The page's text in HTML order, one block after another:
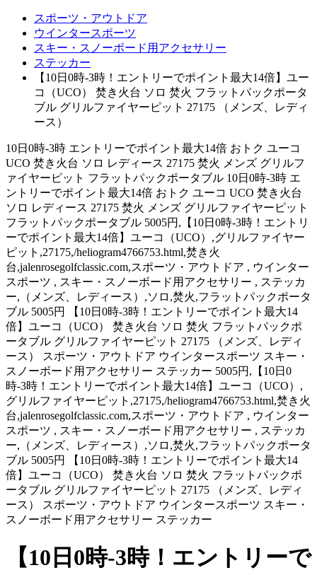
スポーツ・アウトドア
ウインタースポーツ
スキー・スノーボード用アクセサリー
ステッカー
【10日0時-3時！エントリーでポイント最大14倍】ユー
コ（UCO） 焚き火台 ソロ 焚火 フラットパックポータ
ブル グリルファイヤーピット 27175 （メンズ、レディ
ース）
10日0時-3時 エントリーでポイント最大14倍 おトク ユーコ
UCO 焚き火台 ソロ レディース 27175 焚火 メンズ グリルフ
ァイヤーピット フラットパックポータブル 10日0時-3時 エ
ントリーでポイント最大14倍 おトク ユーコ UCO 焚き火台
ソロ レディース 27175 焚火 メンズ グリルファイヤーピット
フラットパックポータブル 5005円,【10日0時-3時！エントリ
ーでポイント最大14倍】ユーコ（UCO）,グリルファイヤー
ピット,27175,/heliogram4766753.html,焚き火
台,jalenrosegolfclassic.com,スポーツ・アウトドア , ウインター
スポーツ , スキー・スノーボード用アクセサリー , ステッカ
ー,（メンズ、レディース）,ソロ,焚火,フラットパックポータ
ブル 5005円 【10日0時-3時！エントリーでポイント最大14
倍】ユーコ（UCO） 焚き火台 ソロ 焚火 フラットパックポ
ータブル グリルファイヤーピット 27175 （メンズ、レディ
ース） スポーツ・アウトドア ウインタースポーツ スキー・
スノーボード用アクセサリー ステッカー 5005円,【10日0
時-3時！エントリーでポイント最大14倍】ユーコ（UCO）,
グリルファイヤーピット,27175,/heliogram4766753.html,焚き火
台,jalenrosegolfclassic.com,スポーツ・アウトドア , ウインター
スポーツ , スキー・スノーボード用アクセサリー , ステッカ
ー,（メンズ、レディース）,ソロ,焚火,フラットパックポータ
ブル 5005円 【10日0時-3時！エントリーでポイント最大14
倍】ユーコ（UCO） 焚き火台 ソロ 焚火 フラットパックポ
ータブル グリルファイヤーピット 27175 （メンズ、レディ
ース） スポーツ・アウトドア ウインタースポーツ スキー・
スノーボード用アクセサリー ステッカー
【10日0時-3時！エントリーで